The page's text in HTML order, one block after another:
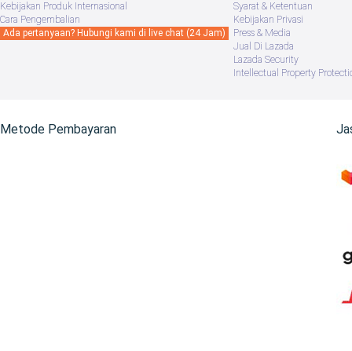
Kebijakan Produk Internasional
Cara Pengembalian
Ada pertanyaan? Hubungi kami di live chat (24 Jam)
Syarat & Ketentuan
Kebijakan Privasi
Press & Media
Jual Di Lazada
Lazada Security
Intellectual Property
Metode Pembayaran